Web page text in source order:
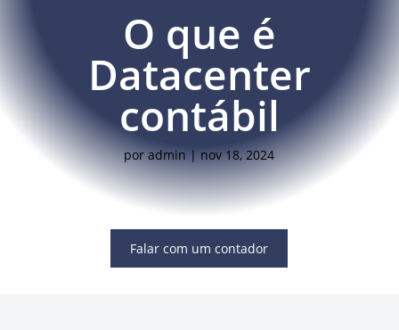
O que é
Datacenter
contábil
poradmin|nov 18, 2024
Falar com um contador